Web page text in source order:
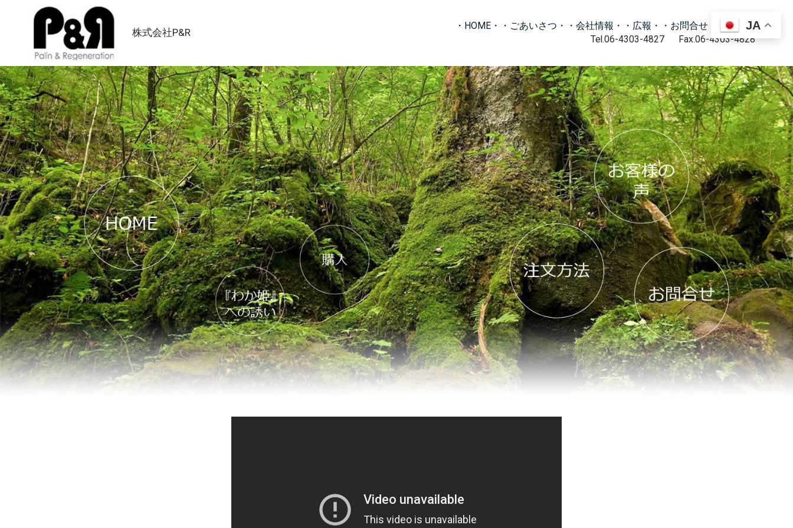
株式会社P&R
・HOME・ ・ごあいさつ・ ・会社情報・ ・広報・ ・お問合せ・
・動画・
Tel.06-4303-4827 Fax.06-4303-4828
JA